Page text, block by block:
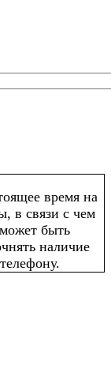
время на
в связи с чем
быть
наличие